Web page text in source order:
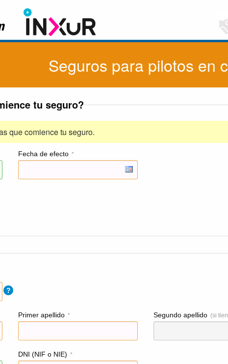
Seguros para pilotos en
tu seguro?
que comience tu seguro.
Fecha de efecto *
?
Primer apellido * Segundo apellido (si
DNI (NIF o NIE) *